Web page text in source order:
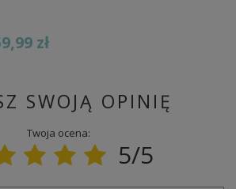
zł
SWOJĄ OPINIĘ
Twoja ocena:
5/5